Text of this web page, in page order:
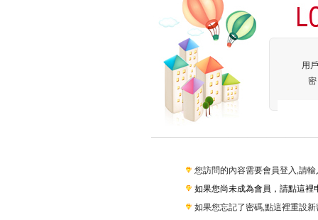
用
密
您訪問的內容需要會員登入,請
如果您尚未成為會員，請點這裡
如果您忘記了密碼,點這裡重設新